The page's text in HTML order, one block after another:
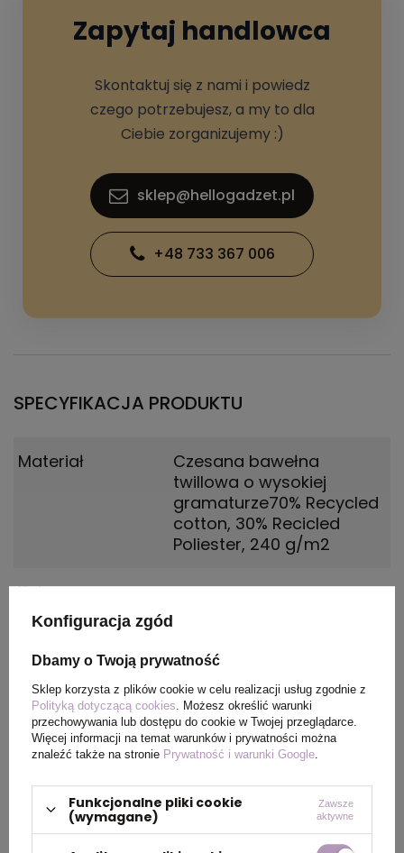
Zapytaj handlowca
Skontaktuj się z nami i powiedz
czego potrzebujesz, a my to dla
Ciebie zorganizujemy :)
sklep@hellogadzet.pl
+48 733 367 006
SPECYFIKACJA PRODUKTU
Materiał
Czesana bawełna
twillowa o wysokiej
gramaturze70% Recycled
cotton, 30% Recicled
Poliester, 240 g/m2
Kolor czarny
PAKOWANIE
Wymiary
kartonu
44 x 39 x 89 cm
Konfiguracja zgód
Dbamy o Twoją prywatność
Sklep korzysta z plików cookie w celu realizacji usług zgodnie z
Polityką dotyczącą cookies . Możesz określić warunki
przechowywania lub dostępu do cookie w Twojej przeglądarce.
Więcej informacji na temat warunków i prywatności można
znaleźć także na stronie Prywatność i warunki Google
Funkcjonalne pliki cookie
(wymagane)
Zawsze
aktywne